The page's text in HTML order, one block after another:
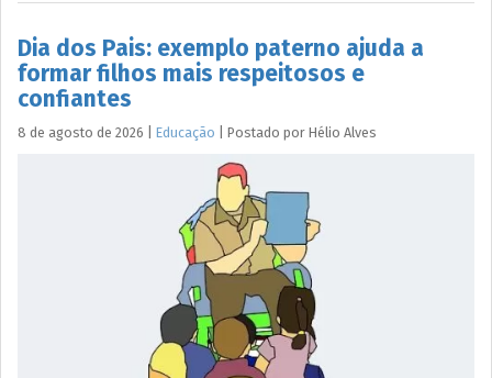
Dia dos Pais: exemplo paterno ajuda a
formar filhos mais respeitosos e
confiantes
8 de agosto de 2026 Educação Postado por Hélio Alves